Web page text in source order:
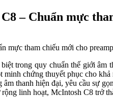
– Chuẩn mực
trong quy chuẩn thế giới âm
minh chứng thuyết phục cho
thanh hiện đại, yêu cầu sự
linh hoạt, McIntosh C8 trở